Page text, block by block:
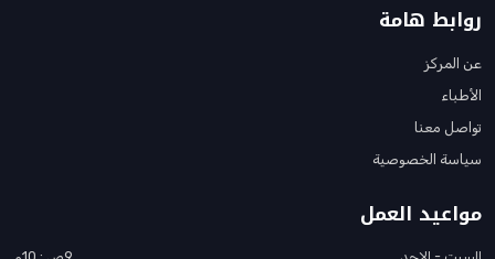
روابط هامة
عن المركز
الأطباء
تواصل معنا
سياسة الخصوصية
مواعيد العمل